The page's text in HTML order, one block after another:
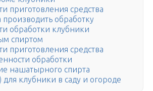
приготовления средства
производить обработку
обработки клубники
спиртом
приготовления средства
обработки
нашатырного спирта
клубники в саду и огороде